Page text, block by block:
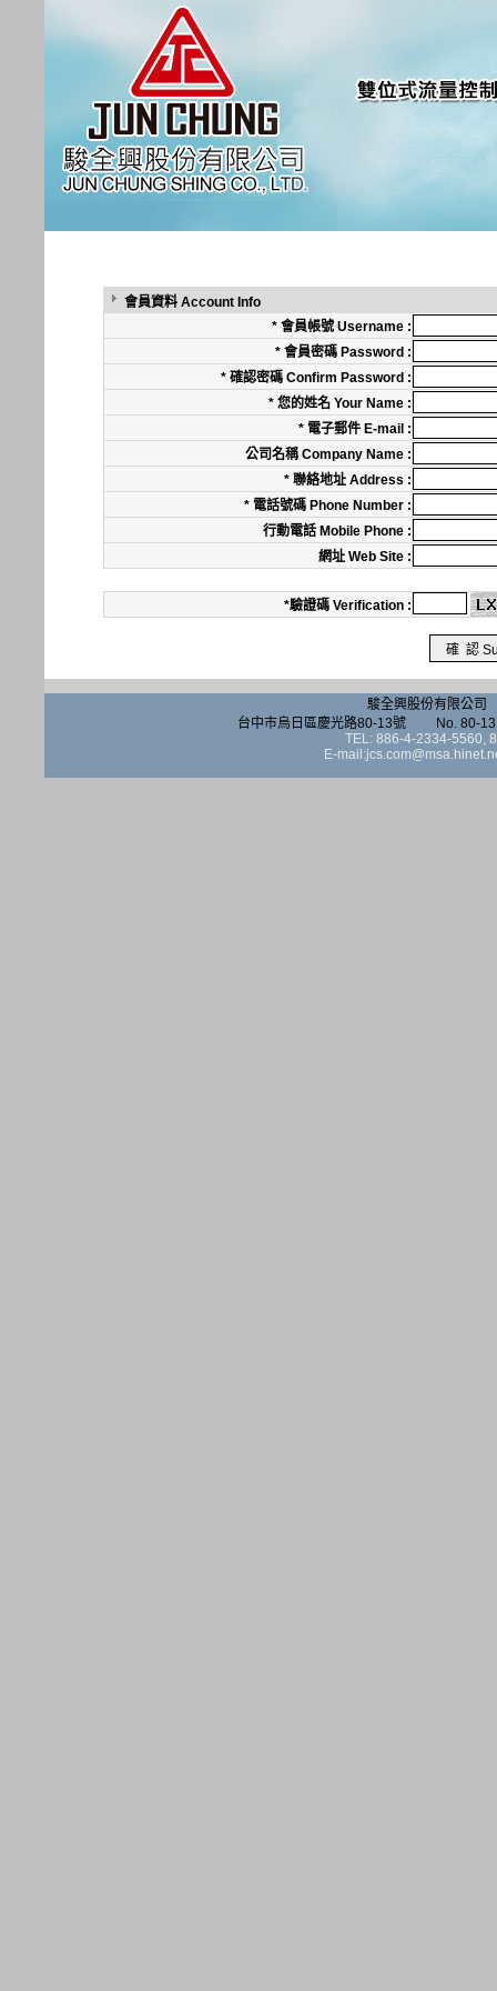
會員資料 Account Info
* 會員帳號 Username :
* 會員密碼 Password :
* 確認密碼 Confirm Password :
* 您的姓名 Your Name :
* 電子郵件 E-mail :
公司名稱 Company Name :
* 聯絡地址 Address :
* 電話號碼 Phone Number :
行動電話 Mobile Phone :
網址 Web Site :
*驗證碼 Verification :
駿全興股份有限公司
台中市烏日區慶光路80-13號 No. 80-13,
TEL: 886-4-2334-5560,
E-